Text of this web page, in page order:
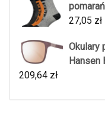
27,05 zł
Okulary
Hansen
209,64 zł